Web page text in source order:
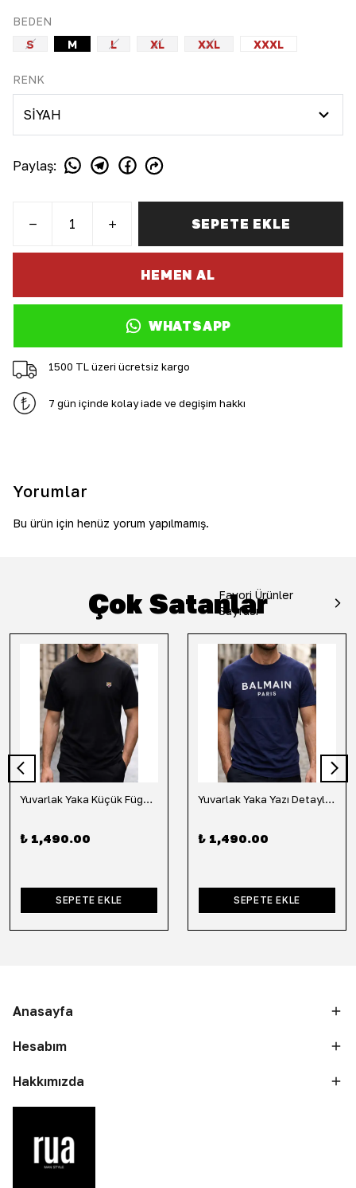
BEDEN
S
M L XL XXL XXXL
RENK
Paylaş:
SEPETE EKLE
HEMEN AL
WHATSAPP
1500 TL üzeri ücretsiz kargo
7 gün içinde kolay iade ve değişim hakkı
Yorumlar
Bu ürün için henüz yorum yapılmamış.
Çok Satanlar
Favori Ürünler
Sayfası
Yuvarlak Yaka Küçük Fügür Detaylı Tişört-Siyah
₺ 1,490.00
SEPETE EKLE
Yuvarlak Yaka Yazı Detaylı Tişört-Lacivert
₺ 1,490.00
SEPETE EKLE
Anasayfa
Hesabım
Hakkımızda